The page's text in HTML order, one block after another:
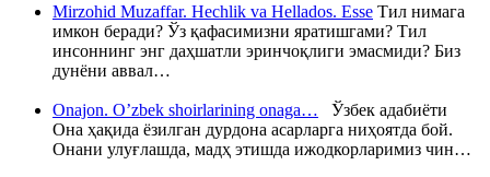
Mirzohid Muzaffar. Hechlik va Hellados. Esse Тил нимага
имкон беради? Ўз қафасимизни яратишгами? Тил
инсоннинг энг даҳшатли эринчоқлиги эмасмиди? Биз
дунёни аввал…
Onajon. O’zbek shoirlarining onaga… Ўзбек адабиёти
Она ҳақида ёзилган дурдона асарларга ниҳоятда бой.
Онани улуғлашда, мадҳ этишда ижодкорларимиз чин…